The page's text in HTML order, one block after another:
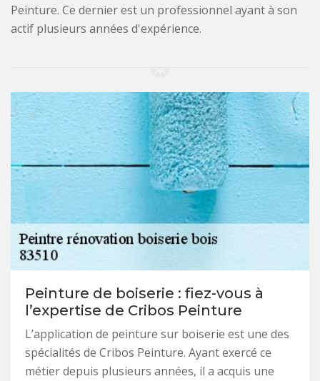
Peinture. Ce dernier est un professionnel ayant à son
actif plusieurs années d'expérience.
Peinture de boiserie : fiez-vous à
l’expertise de Cribos Peinture
L’application de peinture sur boiserie est une des
spécialités de Cribos Peinture. Ayant exercé ce
métier depuis plusieurs années, il a acquis une